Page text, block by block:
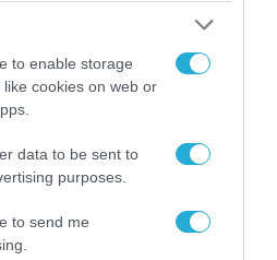
to enable storage
cookies on web or
data to be sent to
purposes.
to send me
είναι
του ΤΧΣ με τους
μετόχους των δύο
και
έγινε από την διεθνή